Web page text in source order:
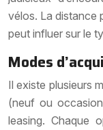
vélos. La distance
peut influer sur le
Modes
Il existe plusieurs
(neuf ou
leasing. Chaque